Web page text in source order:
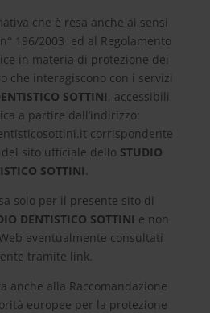
che è resa anche ai sensi
196/2003 ed al Regolamento
in materia di protezione dei
che interagiscono con i servizi
SOTTINI, accessibili
a partire dall’indirizzo:
corrispondente
sito ufficiale dello STUDIO
SOTTINI.
solo per il presente sito di
DENTISTICO SOTTINI e non
eventualmente consultati
tramite link.
anche alla Raccomandazione
europee per la protezione